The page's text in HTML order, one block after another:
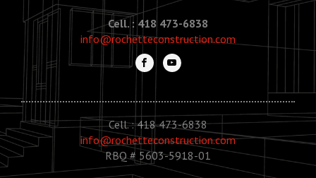
Cell. : 418 473-6838
info@rochetteconstruction.com
Cell. : 418 473-6838
info@rochetteconstruction.com
RBQ # 5603-5918-01